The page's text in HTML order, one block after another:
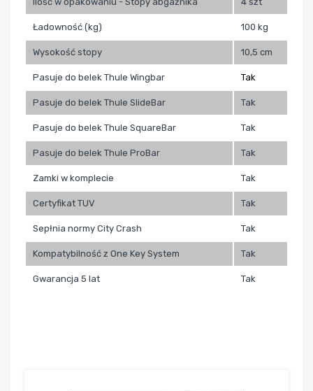
Ładowność (kg) 100 kg
Wysokość stopy 10,5 cm
Pasuje do belek Thule Wingbar Tak
Pasuje do belek Thule SlideBar Tak
Pasuje do belek Thule SquareBar Tak
Pasuje do belek Thule ProBar Tak
Zamki w komplecie Tak
Certyfikat TUV Tak
Sepłnia normy City Crash Tak
Kompatybilność z One Key System Tak
Gwarancja 5 lat Tak